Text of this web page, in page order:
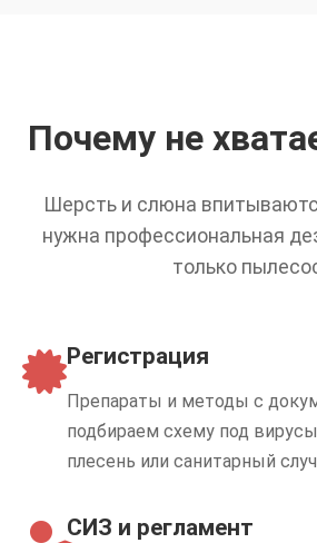
Почему не
Шерсть и слюна
нужна профессиональная
только
Регистрация
Препараты и методы с
подбираем схему под
плесень или санитарный
СИЗ и регламент